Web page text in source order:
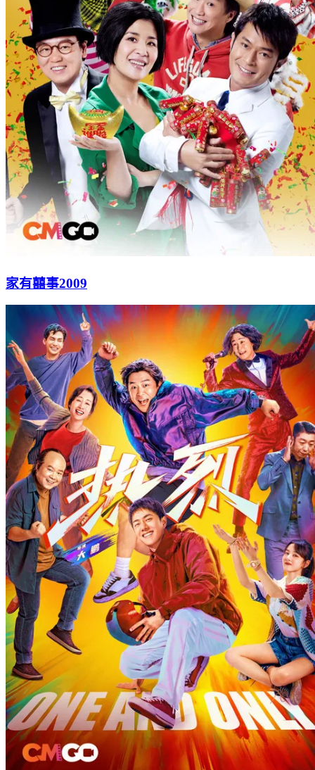
家有囍事2009